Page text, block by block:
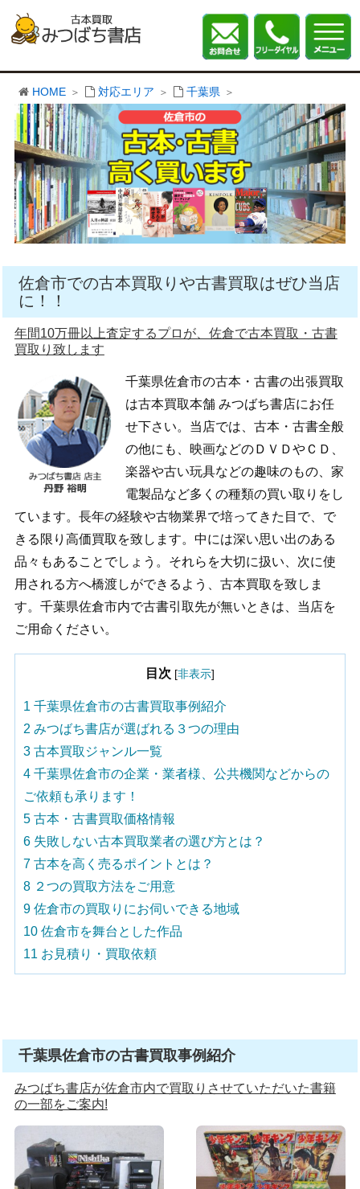
HOME 対応エリア 千葉県
佐倉市での古本買取りや古書買取はぜひ当店
に！！
年間10万冊以上査定するプロが、佐倉で古本買取・古書
買取り致します
千葉県佐倉市の古本・古書の出張買取
は古本買取本舗 みつばち書店にお任
せ下さい。当店では、古本・古書全般
の他にも、映画などのＤＶＤやＣＤ、
楽器や古い玩具などの趣味のもの、家
電製品など多くの種類の買い取りをし
ています。長年の経験や古物業界で培ってきた目で、で
きる限り高価買取を致します。中には深い思い出のある
品々もあることでしょう。それらを大切に扱い、次に使
用される方へ橋渡しができるよう、古本買取を致しま
す。千葉県佐倉市内で古書引取先が無いときは、当店を
ご用命ください。
目次 [非表示]
1 千葉県佐倉市の古書買取事例紹介
2 みつばち書店が選ばれる３つの理由
3 古本買取ジャンル一覧
4 千葉県佐倉市の企業・業者様、公共機関などからの
ご依頼も承ります！
5 古本・古書買取価格情報
6 失敗しない古本買取業者の選び方とは？
7 古本を高く売るポイントとは？
8 ２つの買取方法をご用意
9 佐倉市の買取りにお伺いできる地域
10 佐倉市を舞台とした作品
11 お見積り・買取依頼
千葉県佐倉市の古書買取事例紹介
みつばち書店が佐倉市内で買取りさせていただいた書籍
の一部をご案内!